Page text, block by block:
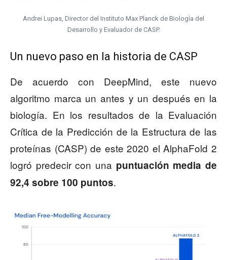
Andrei Lupas, Director del Instituto Max Planck de Biología del
Desarrollo y Evaluador de CASP.
Un nuevo paso en la historia de CASP
De acuerdo con DeepMind, este nuevo
algoritmo marca un antes y un después en la
biología. En los resultados de la Evaluación
Crítica de la Predicción de la Estructura de las
proteínas (CASP) de este 2020 el AlphaFold 2
logró predecir con una puntuación media de
92,4 sobre 100 puntos.